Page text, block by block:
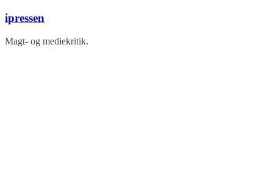
Skip
to
content
ipressen
Magt- og mediekritik.